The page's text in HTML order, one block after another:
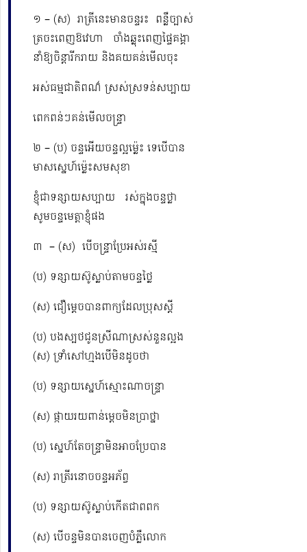
១ – (ស) រាត្រីនេះមានចន្ទរះ ពន្លឺច្បាស់
ត្រចះពេញឱវេហា ចាំងឆ្លុះពេញផៃ្ទគង្គា
នាំឱ្យចិន្តារីករាយ និងគយគន់មើលចុះ
អស់ធម្មជាតិពណ៌ ស្រស់ស្រទន់សប្បាយ
ពេកពន់ៗគន់មើលចន្ទ្រា
២ – (ប) ចន្ទអើយចន្ទល្អម្ល៉េះ ទេបើបាន
មាសស្នេហ៍ម៉្លេះសមសុខា
ខ្ញុំជាទន្សាយសប្បាយ រស់ក្នុងចន្ទថ្លា
សូមចន្ទមេត្តាខ្ញុំផង
៣ – (ស) បើចន្ទ្រាប្រែអស់រស្មី
(ប) ទន្សាយស៊ូស្លាប់តាមចន្ទថ្លៃ
(ស) ជឿម្ដេចបានពាក្យដែលប្រុសស្ដី
(ប) បងស្បថជូនស្រីណាស្រស់នួនល្អង
(ស) ទ្រាំសៅហ្មងបើមិនដូចថា
(ប) ទន្សាយស្នេហ៍ស្មោះណាចន្ទ្រា
(ស) ផ្កាយរយពាន់ម្ដេចមិនប្រាថ្នា
(ប) ស្នេហ៍តែចន្ទ្រាមិនអាចប្រែបាន
(ស) រាត្រីរនោចចន្ទអភ័ព្វ
(ប) ទន្សាយស៊ូស្លាប់កើតជាពពក
(ស) បើចន្ទមិនបានចេញបំភ្លឺលោក